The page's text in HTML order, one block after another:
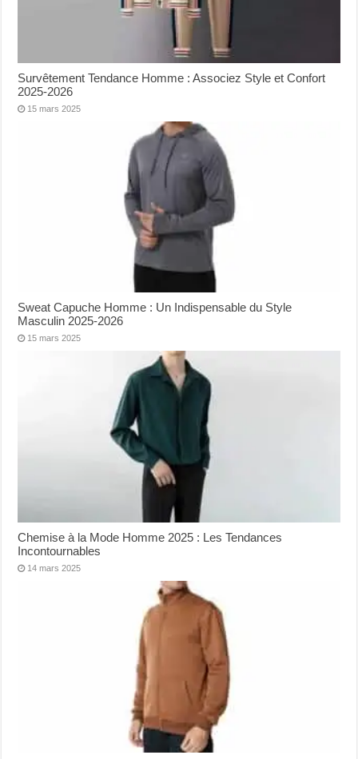
Survêtement Tendance Homme : Associez Style et Confort
2025-2026
15 mars 2025
Sweat Capuche Homme : Un Indispensable du Style
Masculin 2025-2026
15 mars 2025
Chemise à la Mode Homme 2025 : Les Tendances
Incontournables
14 mars 2025